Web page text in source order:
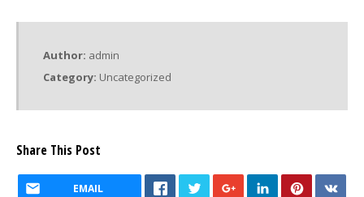
Author: admin
Category: Uncategorized
Share This Post
EMAIL